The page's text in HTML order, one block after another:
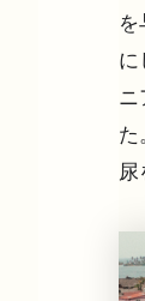
に
ニ
た